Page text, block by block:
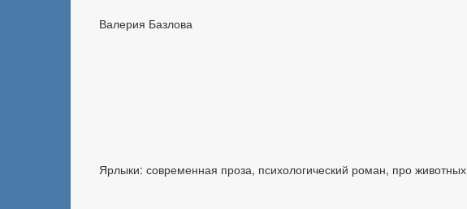
Валерия Базлова
Ярлыки: современная проза, психологический роман, про животных